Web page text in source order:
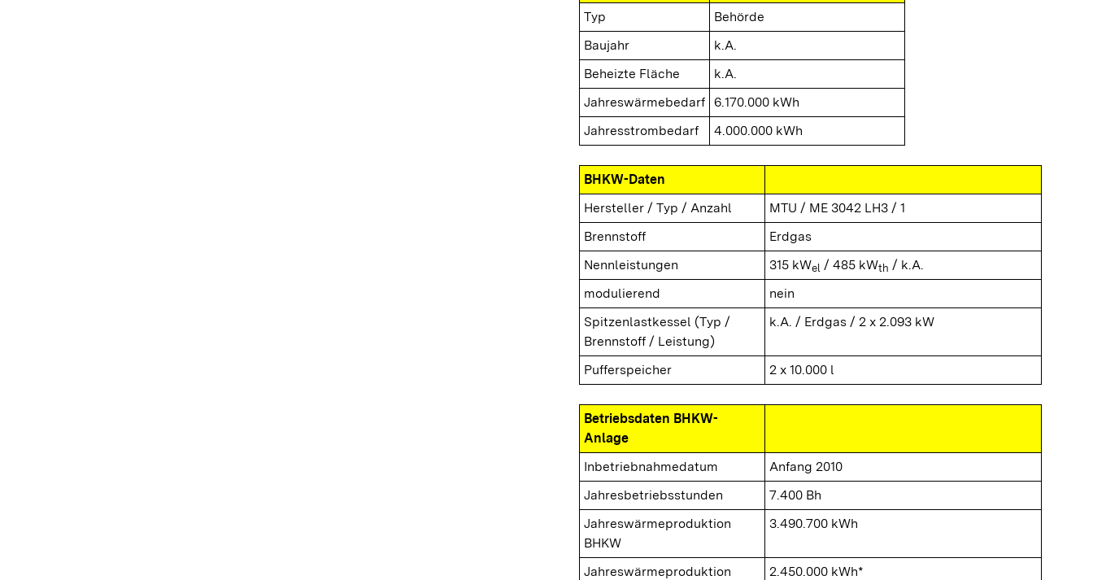
Typ
Behörde
Baujahr
k.A.
Beheizte Fläche
k.A.
Jahreswärmebedarf 6.170.000 kWh
Jahresstrombedarf
4.000.000 kWh
BHKW-Daten
Hersteller / Typ / Anzahl
MTU / ME 3042 LH3 / 1
Brennstoff
Erdgas
Nennleistungen
315 kWel / 485 kWth / k.A.
modulierend
nein
Spitzenlastkessel (Typ /
Brennstoff / Leistung)
k.A. / Erdgas / 2 x 2.093 kW
Pufferspeicher 2 x 10.000 l
Betriebsdaten BHKW-
Anlage
Inbetriebnahmedatum
Anfang 2010
Jahresbetriebsstunden
7.400 Bh
Jahreswärmeproduktion
BHKW
3.490.700 kWh
Jahreswärmeproduktion
2.450.000 kWh*